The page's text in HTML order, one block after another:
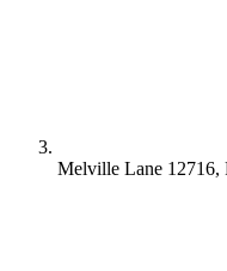
Melville Lane 12716,